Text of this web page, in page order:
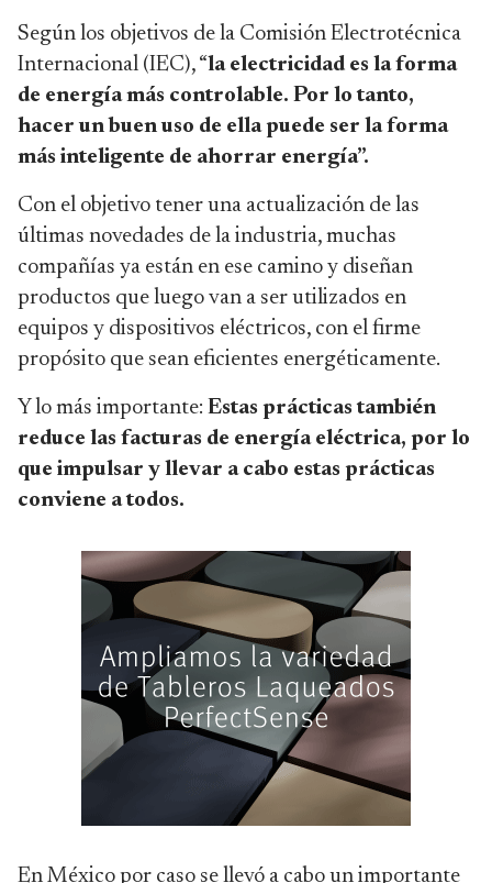
Según los objetivos de la Comisión Electrotécnica
Internacional (IEC), “la electricidad es la forma
de energía más controlable. Por lo tanto,
hacer un buen uso de ella puede ser la forma
más inteligente de ahorrar energía”.
Con el objetivo tener una actualización de las
últimas novedades de la industria, muchas
compañías ya están en ese camino y diseñan
productos que luego van a ser utilizados en
equipos y dispositivos eléctricos, con el firme
propósito que sean eficientes energéticamente.
Y lo más importante: Estas prácticas también
reduce las facturas de energía eléctrica, por lo
que impulsar y llevar a cabo estas prácticas
conviene a todos.
En México por caso se llevó a cabo un importante